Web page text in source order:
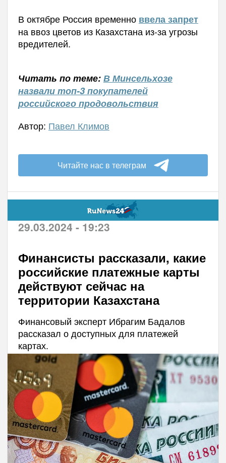
В октябре Россия временно ввела запрет
на ввоз цветов из Казахстана из-за угрозы
вредителей.
Читать по теме:В Минсельхозе
назвали топ-3 покупателей
российского продовольствия
Автор: Павел Климов
Читайте нас в телеграм
29.03.2024 - 19:23
Финансисты рассказали, какие
российские платежные карты
действуют сейчас на
территории Казахстана
Финансовый эксперт Ибрагим Бадалов
рассказал о доступных для платежей
картах.